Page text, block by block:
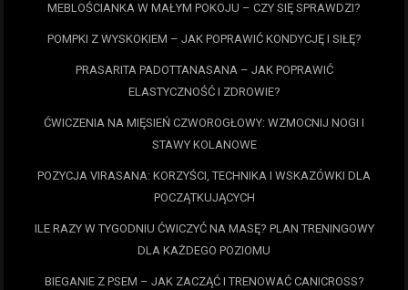
MEBLOŚCIANKA W MAŁYM POKOJU – CZY SIĘ SPRAWDZI?
POMPKI Z WYSKOKIEM – JAK POPRAWIĆ KONDYCJĘ I SIŁĘ?
PRASARITA PADOTTANASANA – JAK POPRAWIĆ
ELASTYCZNOŚĆ I ZDROWIE?
ĆWICZENIA NA MIĘSIEŃ CZWOROGŁOWY: WZMOCNIJ NOGI I
STAWY KOLANOWE
POZYCJA VIRASANA: KORZYŚCI, TECHNIKA I WSKAZÓWKI DLA
POCZĄTKUJĄCYCH
ILE RAZY W TYGODNIU ĆWICZYĆ NA MASĘ? PLAN TRENINGOWY
DLA KAŻDEGO POZIOMU
BIEGANIE Z PSEM – JAK ZACZĄĆ I TRENOWAĆ CANICROSS?